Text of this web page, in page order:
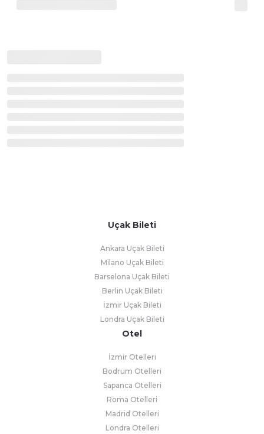
Uçak Bileti
Ankara Uçak Bileti
Milano Uçak Bileti
Barselona Uçak Bileti
Berlin Uçak Bileti
İzmir Uçak Bileti
Londra Uçak Bileti
Otel
İzmir Otelleri
Bodrum Otelleri
Sapanca Otelleri
Roma Otelleri
Madrid Otelleri
Londra Otelleri